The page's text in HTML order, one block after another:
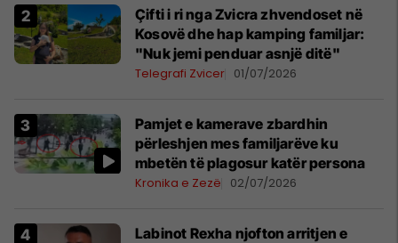
Çifti i ri nga Zvicra zhvendoset në
Kosovë dhe hap kamping familjar:
"Nuk jemi penduar asnjë ditë"
Telegrafi Zvicer 01/07/2026
Pamjet e kamerave zbardhin
përleshjen mes familjarëve ku
mbetën të plagosur katër persona
Kronika e Zezë 02/07/2026
Labinot Rexha njofton arritjen e